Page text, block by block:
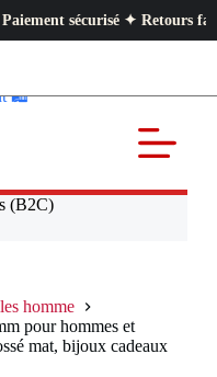
✦ Retours faciles
(B2C)
homme
pour hommes et
mat, bijoux cadeaux